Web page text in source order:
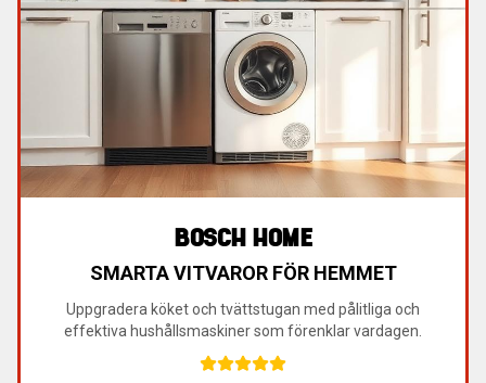
BOSCH HOME
SMARTA VITVAROR FÖR HEMMET
Uppgradera köket och tvättstugan med pålitliga och
effektiva hushållsmaskiner som förenklar vardagen.